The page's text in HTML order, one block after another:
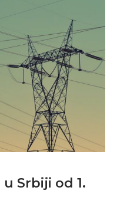
Srbiji od 1.